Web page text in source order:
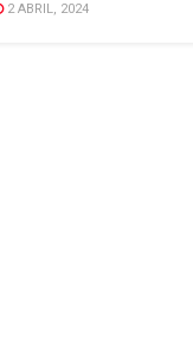
2 ABRIL, 2024